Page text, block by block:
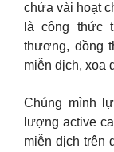
chứa vài hoạt
là công thức
thương, đồng
miễn dịch, xoa
Chúng mình
lượng active
miễn dịch trên